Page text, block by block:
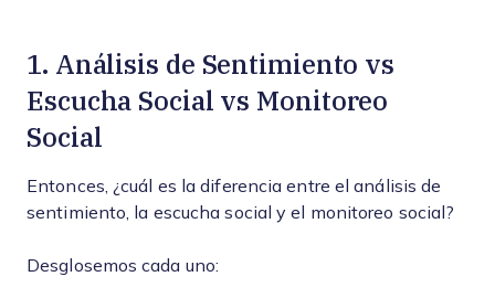
1. Análisis de Sentimiento vs
Escucha Social vs Monitoreo
Social
Entonces, ¿cuál es la diferencia entre el análisis de
sentimiento, la escucha social y el monitoreo social?
Desglosemos cada uno: